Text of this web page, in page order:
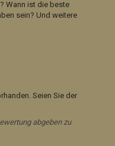
Wann ist die beste
sein? Und weitere
Seien Sie der
abgeben zu